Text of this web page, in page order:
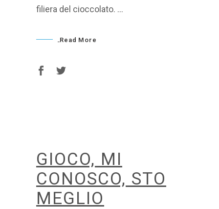
filiera del cioccolato.
Read More
GIOCO, MI
CONOSCO, STO
MEGLIO